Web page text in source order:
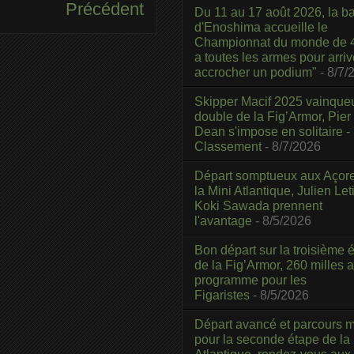
Précédent
Du 11 au 17 août 2026, la
d'Enoshima accueille le
Championnat du monde de
a toutes les armes pour
accrocher un podium" - 8/7/
Skipper Macif 2025
double de la Fig’Armor,
Dean s'impose en solitaire -
Classement - 8/7/2026
Départ somptueux aux
la Mini Atlantique, Julien
Koki Sawada prennent
l'avantage - 8/5/2026
Bon départ sur la troisième
de la Fig’Armor, 260 milles
programme pour les
Figaristes - 8/5/2026
Départ avancé et parcours
pour la seconde étape de la